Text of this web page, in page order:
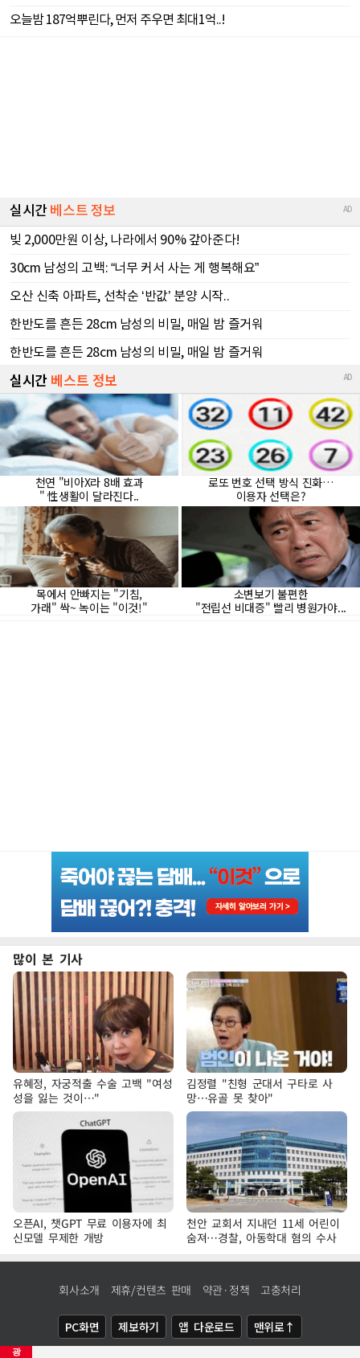
광
많이 본 기사
유혜정, 자궁적출 수술 고백 "여성
성을 잃는 것이…"
김정렬 "친형 군대서 구타로 사
망…유골 못 찾아"
오픈AI, 챗GPT 무료 이용자에 최
신모델 무제한 개방
천안 교회서 지내던 11세 어린이
숨져…경찰, 아동학대 혐의 수사
회사소개 제휴/컨텐츠 판매 약관·정책 고충처리
PC화면 제보하기 앱 다운로드 맨위로↑